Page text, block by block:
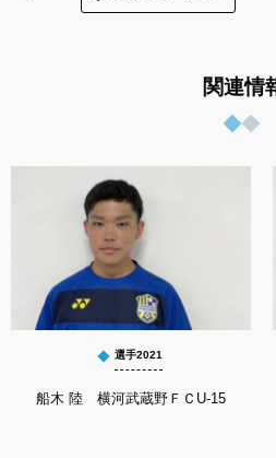
関連情
選手2021
船木 陸 横河武蔵野ＦＣU-15